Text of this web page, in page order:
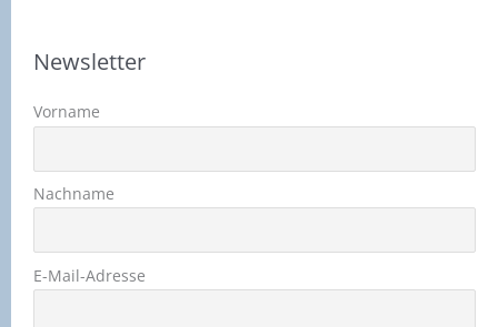
Newsletter
Vorname
Nachname
E-Mail-Adresse